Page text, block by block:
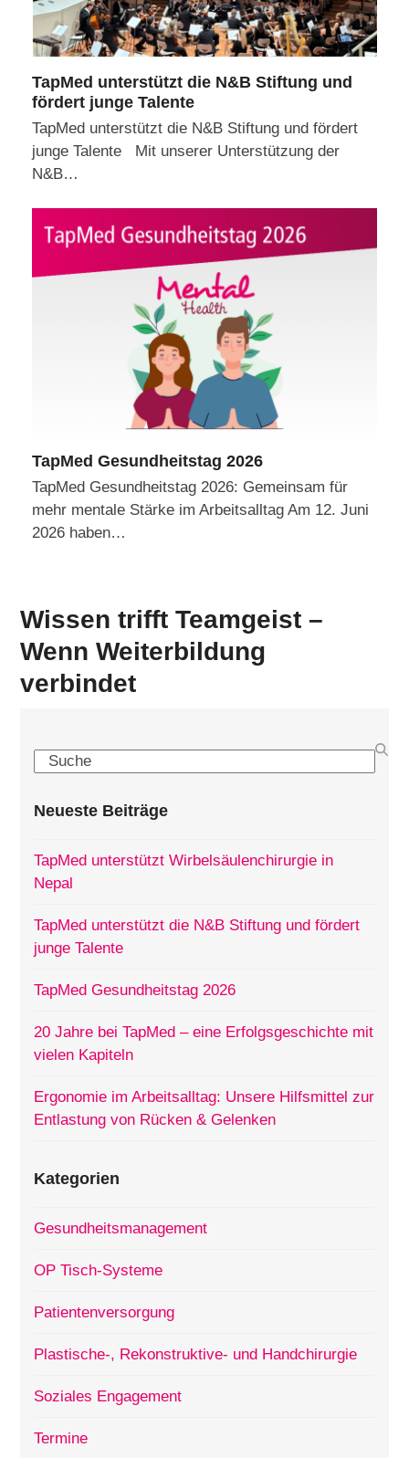
TapMed unterstützt die N&B Stiftung und
fördert junge Talente
TapMed unterstützt die N&B Stiftung und fördert
junge Talente Mit unserer Unterstützung der
N&B…
TapMed Gesundheitstag 2026
TapMed Gesundheitstag 2026: Gemeinsam für
mehr mentale Stärke im Arbeitsalltag Am 12. Juni
2026 haben…
Wissen trifft Teamgeist –
Wenn Weiterbildung
verbindet
Search
Neueste Beiträge
TapMed unterstützt Wirbelsäulenchirurgie in
Nepal
TapMed unterstützt die N&B Stiftung und fördert
junge Talente
TapMed Gesundheitstag 2026
20 Jahre bei TapMed – eine Erfolgsgeschichte mit
vielen Kapiteln
Ergonomie im Arbeitsalltag: Unsere Hilfsmittel zur
Entlastung von Rücken & Gelenken
Kategorien
Gesundheitsmanagement
OP Tisch-Systeme
Patientenversorgung
Plastische-, Rekonstruktive- und Handchirurgie
Soziales Engagement
Termine